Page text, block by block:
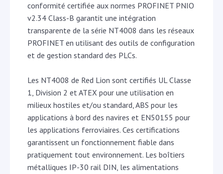
conformité certifiée aux normes PROFINET PNIO
v2.34 Class-B garantit une intégration
transparente de la série NT4008 dans les réseaux
PROFINET en utilisant des outils de configuration
et de gestion standard des PLCs.
Les NT4008 de Red Lion sont certifiés UL Classe
1, Division 2 et ATEX pour une utilisation en
milieux hostiles et/ou standard, ABS pour les
applications à bord des navires et EN50155 pour
les applications ferroviaires. Ces certifications
garantissent un fonctionnement fiable dans
pratiquement tout environnement. Les boîtiers
métalliques IP-30 rail DIN, les alimentations